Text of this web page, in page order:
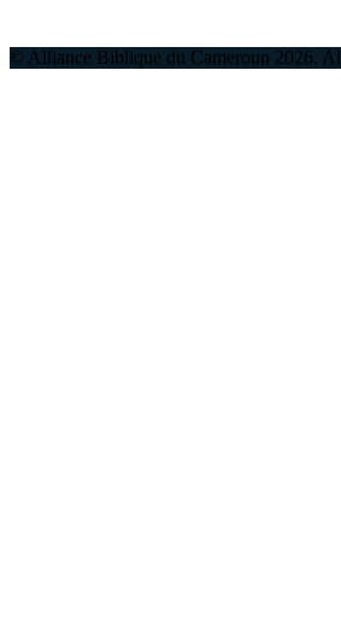
© Alliance Biblique du Cameroun 2026.